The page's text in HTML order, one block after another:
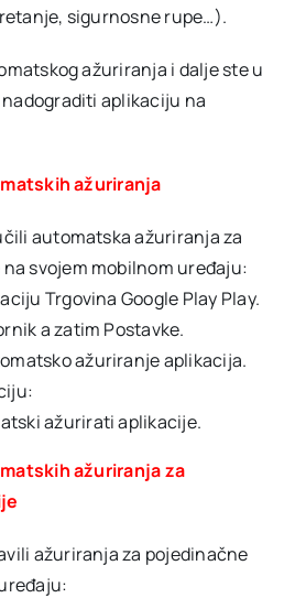
sigurnosne rupe…).
ažuriranja i dalje ste u
aplikaciju na
ažuriranja
automatska ažuriranja za
svojem mobilnom uređaju:
Trgovina Google Play Play.
a zatim Postavke.
ažuriranje aplikacija.
ažurirati aplikacije.
ažuriranja za
ažuriranja za pojedinačne